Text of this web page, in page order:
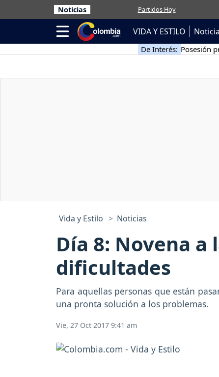
Noticias Partidos Hoy
VIDA Y ESTILO
De Interés: Posesión
Vida y Estilo Noticias
Día 8: Novena
dificultades
Para aquellas personas que están
una pronta solución a los problemas.
Vie, 27 Oct 2017 9:41 am